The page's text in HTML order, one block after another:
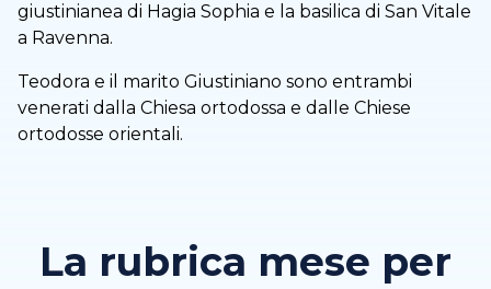
giustinianea di Hagia Sophia e la basilica di San Vitale
a Ravenna.
Teodora e il marito Giustiniano sono entrambi
venerati dalla Chiesa ortodossa e dalle Chiese
ortodosse orientali.
La rubrica mese per